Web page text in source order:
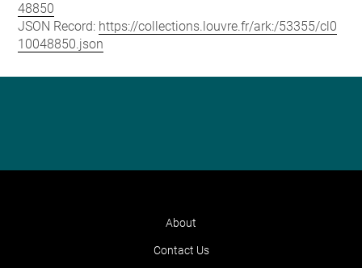
48850
JSON Record: https://collections.louvre.fr/ark:/53355/cl0
10048850.json
About
Contact Us